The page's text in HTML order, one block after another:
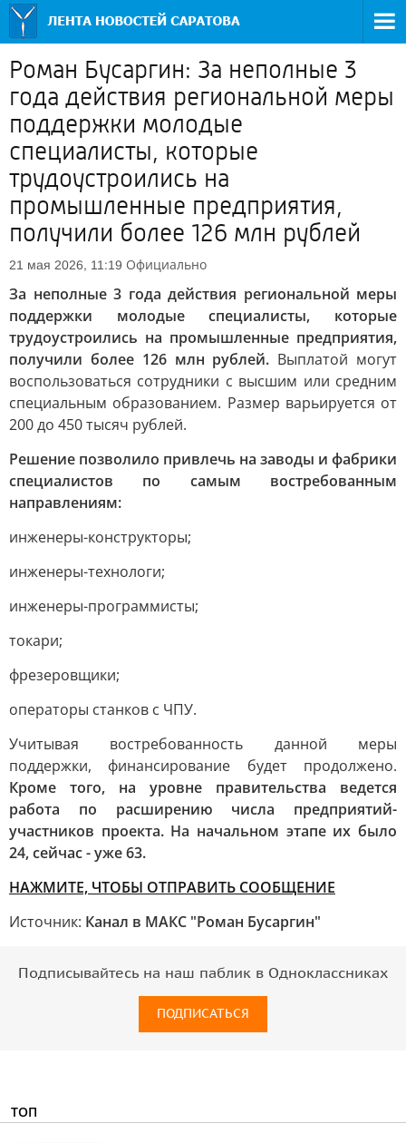
Роман Бусаргин: За неполные 3
года действия региональной меры
поддержки молодые
специалисты, которые
трудоустроились на
промышленные предприятия,
получили более 126 млн рублей
21 мая 2026, 11:19 Официально
За неполные 3 года действия региональной меры
поддержки молодые специалисты, которые
трудоустроились на промышленные предприятия,
получили более 126 млн рублей. Выплатой могут
воспользоваться сотрудники с высшим или средним
специальным образованием. Размер варьируется от
200 до 450 тысяч рублей.
Решение позволило привлечь на заводы и фабрики
специалистов по самым востребованным
направлениям:
инженеры-конструкторы;
инженеры-технологи;
инженеры-программисты;
токари;
фрезеровщики;
операторы станков с ЧПУ.
Учитывая востребованность данной меры
поддержки, финансирование будет продолжено.
Кроме того, на уровне правительства ведется
работа по расширению числа предприятий-
участников проекта. На начальном этапе их было
24, сейчас - уже 63.
НАЖМИТЕ, ЧТОБЫ ОТПРАВИТЬ СООБЩЕНИЕ
Источник: Канал в МАКС "Роман Бусаргин"
Подписывайтесь на наш паблик в Одноклассниках
ПОДПИСАТЬСЯ
ТОП